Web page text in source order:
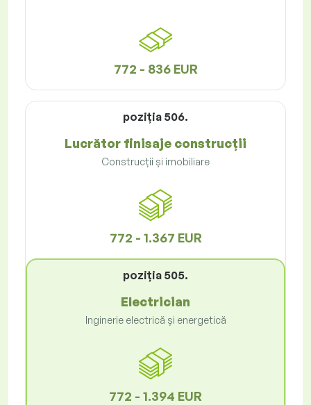
772 - 836 EUR
poziţia 506.
Lucrător finisaje construcții
Construcții și imobiliare
772 - 1.367 EUR
poziţia 505.
Electrician
Inginerie electrică și energetică
772 - 1.394 EUR